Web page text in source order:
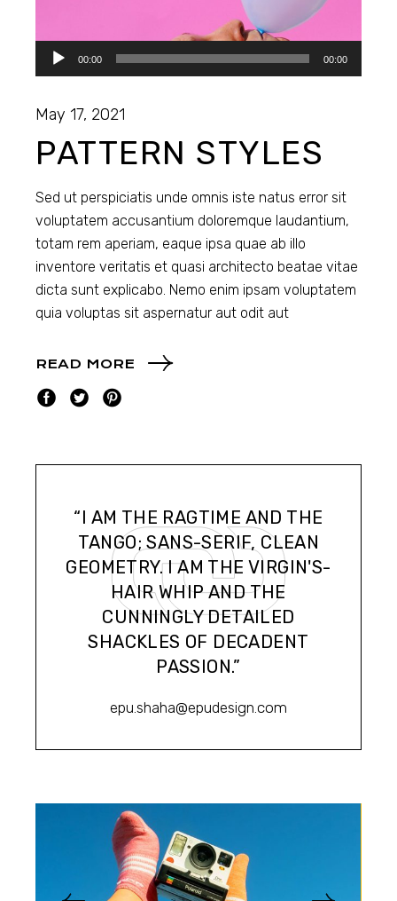
Audio
Player
00:00 00:00
May 17, 2021
PATTERN STYLES
Sed ut perspiciatis unde omnis iste natus error sit
voluptatem accusantium doloremque laudantium,
totam rem aperiam, eaque ipsa quae ab illo
inventore veritatis et quasi architecto beatae vitae
dicta sunt explicabo. Nemo enim ipsam voluptatem
quia voluptas sit aspernatur aut odit aut
READ MORE
“I AM THE RAGTIME AND THE
TANGO; SANS-SERIF, CLEAN
GEOMETRY. I AM THE VIRGIN'S-
HAIR WHIP AND THE
CUNNINGLY DETAILED
SHACKLES OF DECADENT
PASSION.”
epu.shaha@epudesign.com